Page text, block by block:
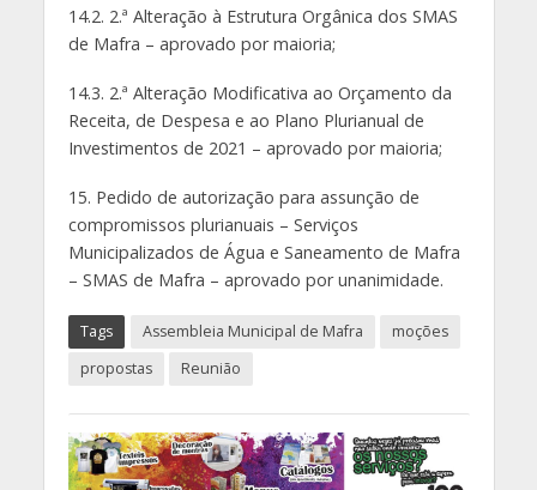
14.2. 2.ª Alteração à Estrutura Orgânica dos SMAS
de Mafra – aprovado por maioria;
14.3. 2.ª Alteração Modificativa ao Orçamento da
Receita, de Despesa e ao Plano Plurianual de
Investimentos de 2021 – aprovado por maioria;
15. Pedido de autorização para assunção de
compromissos plurianuais – Serviços
Municipalizados de Água e Saneamento de Mafra
– SMAS de Mafra – aprovado por unanimidade.
Tags Assembleia Municipal de Mafra
moções
propostas
Reunião